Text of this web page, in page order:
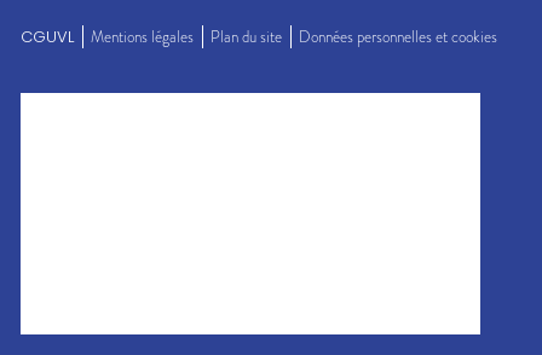
CGUVL Mentions légales Plan du site Données personnelles et cookies